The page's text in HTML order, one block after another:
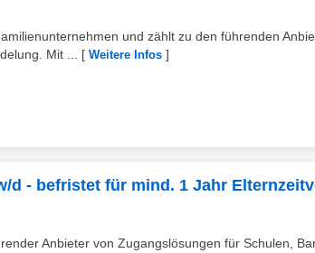
und zählt zu den führenden
Mit ...
[ Weitere Infos ]
d - befristet für mind. 1 Jahr
Anbieter von Zugangslösungen für Schulen,